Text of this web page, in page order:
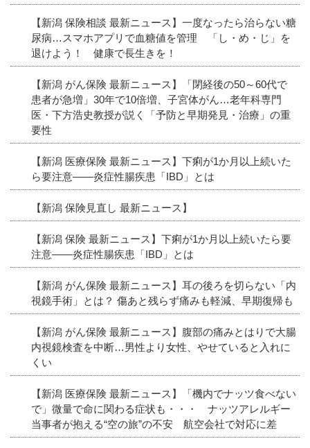
【新潟 保険相談 最新ニュース】一度なったら治らない糖
尿病…スマホアプリで血糖値を管理 「し・め・じ」を
退けよう！ 健康で長生きを！
【新潟 がん保険 最新ニュース】「閉経後の50～60代で
患者が急増」30年で10倍増、子宮体がん…老年科専門
医・下方浩史教授が説く「予防と早期発見・治療」の重
要性
【新潟 医療保険 最新ニュース】下痢が1か月以上続いた
ら要注意――炎症性腸疾患「IBD」とは
【新潟 保険見直し 最新ニュース】
【新潟 保険 最新ニュース】下痢が1か月以上続いたら要
注意――炎症性腸疾患「IBD」とは
【新潟 がん保険 最新ニュース】耳の後ろを切らない「内
視鏡手術」とは？ 傷あと残らず痛みも軽減、早期復帰も
【新潟 がん保険 最新ニュース】腹部の痛みとはりで大腸
内視鏡検査を中断…男性より女性、やせていると入れに
くい
【新潟 医療保険 最新ニュース】「機内でナッツ食べない
で」微量で命に関わる症状も・・・ ナッツアレルギー
当事者が抱える“空の旅”の不安 航空会社で対応に差